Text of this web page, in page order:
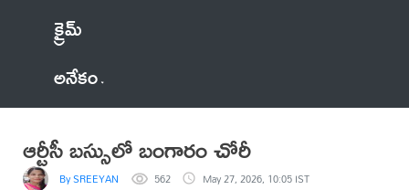
క్రైమ్
అనేకం
ఆర్టీసీ బస్సులో బంగారం చోరీ
By SREEYAN 562 May 27, 2026, 10:05 IST